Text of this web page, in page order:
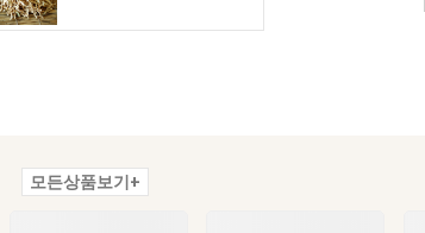
모든상품보기+